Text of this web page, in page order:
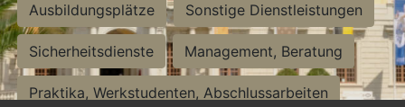
Ausbildungsplätze Sonstige Dienstleistungen
Sicherheitsdienste Management, Beratung
Praktika, Werkstudenten, Abschlussarbeiten